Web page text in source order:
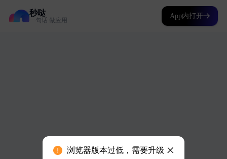
秒哒
一句话 做应用
App内打开
浏览器版本过低，需要升级